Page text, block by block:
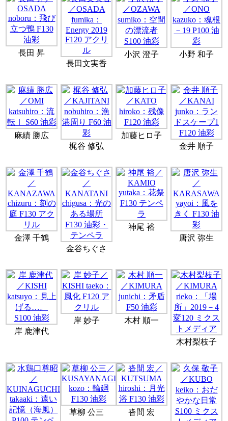
長田 昇
長田文実香
小沢 澄子 小野 和子
麻績 勝広
梶谷 修弘
加藤ヒロ子
金井 順子
金澤 千鶴
金谷ちぐさ
神尾 裕
唐沢 弥生
岸 鹿津代
岸 妙子 木村 順一
木村梨枝子
草柳 公三 沓間 宏